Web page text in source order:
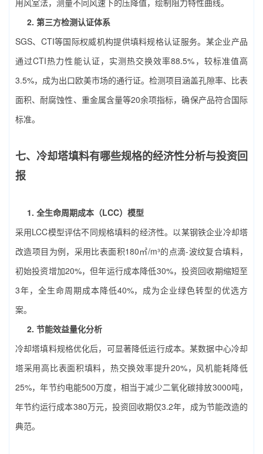
用风室法，测量不同风速下的压降值，绘制阻力特性曲线。
2. 第三方检测认证体系
SGS、CTI等国际权威机构提供填料规格认证服务。某企业产品
通过CTI热力性能认证，实测热交换效率88.5%，较标准值高
3.5%，成为出口欧美市场的通行证。检测项目涵盖孔隙率、比表
面积、耐腐蚀性、重金属含量等20余项指标，确保产品符合国际
标准。
七、冷却塔填料有哪些规格的经济性分析与投资回
报
1. 全生命周期成本（LCC）模型
采用LCC模型评估不同规格填料的经济性。以某钢铁企业冷却塔
改造项目为例，采用比表面积180㎡/m³的点滴-波纹复合填料，
初始投资增加20%，但年运行成本降低30%，投资回收期缩短至
3年，全生命周期成本降低40%，成为企业绿色转型的优选方
案。
2. 节能效益量化分析
冷却塔填料规格优化后，可显著降低运行成本。某数据中心冷却
塔采用高比表面积填料，热交换效率提升20%，风机能耗降低
25%，年节约电能500万度，相当于减少二氧化碳排放3000吨，
年节约运行成本380万元，投资回收期仅3.2年，成为节能改造的
典范。